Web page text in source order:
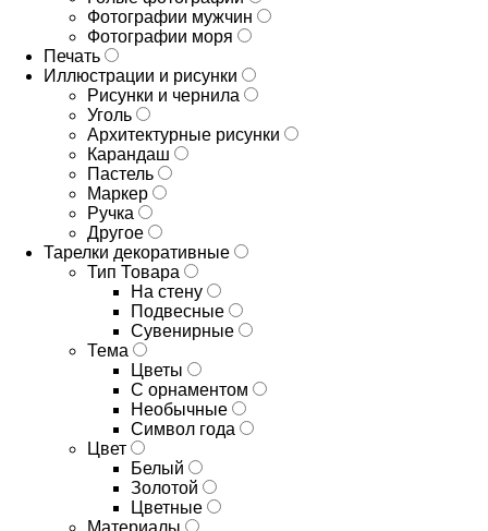
Фотографии мужчин
Фотографии моря
Печать
Иллюстрации и рисунки
Рисунки и чернила
Уголь
Архитектурные рисунки
Карандаш
Пастель
Маркер
Ручка
Другое
Тарелки декоративные
Тип Товара
На стену
Подвесные
Сувенирные
Тема
Цветы
С орнаментом
Необычные
Символ года
Цвет
Белый
Золотой
Цветные
Материалы